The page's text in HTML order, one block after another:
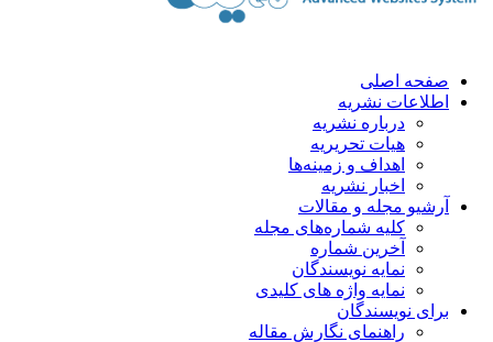
صفحه اصلی
اطلاعات نشریه
درباره نشریه
هیات تحریریه
اهداف و زمینه‌ها
اخبار نشریه
آرشیو مجله و مقالات
کلیه شماره‌های مجله
آخرین شماره
نمایه نویسندگان
نمایه واژه های کلیدی
برای نویسندگان
راهنمای نگارش مقاله